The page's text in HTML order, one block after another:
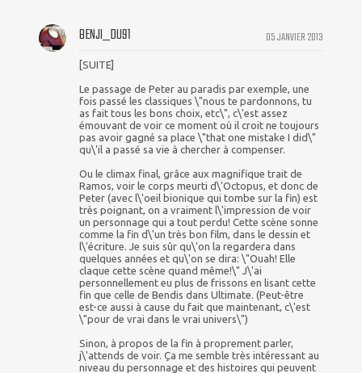
05 JANVIER 2013
BENJI_DU91
[SUITE]
Le passage de Peter au paradis par exemple, une
fois passé les classiques \"nous te pardonnons, tu
as fait tous les bons choix, etc\", c\'est assez
émouvant de voir ce moment où il croit ne toujours
pas avoir gagné sa place \"that one mistake I did\"
qu\'il a passé sa vie à chercher à compenser.
Ou le climax final, grâce aux magnifique trait de
Ramos, voir le corps meurti d\'Octopus, et donc de
Peter (avec l\'oeil bionique qui tombe sur la fin) est
très poignant, on a vraiment l\'impression de voir
un personnage qui a tout perdu! Cette scène sonne
comme la fin d\'un très bon film, dans le dessin et
l\'écriture. Je suis sûr qu\'on la regardera dans
quelques années et qu\'on se dira: \"Ouah! Elle
claque cette scène quand même!\" J\'ai
personnellement eu plus de frissons en lisant cette
fin que celle de Bendis dans Ultimate. (Peut-être
est-ce aussi à cause du fait que maintenant, c\'est
\"pour de vrai dans le vrai univers\")
Sinon, à propos de la fin à proprement parler,
j\'attends de voir. Ça me semble très intéressant au
niveau du personnage et des histoires qui peuvent